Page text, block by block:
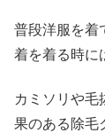
普段洋服を着
着を着る時に
カミソリや毛
果のある除毛